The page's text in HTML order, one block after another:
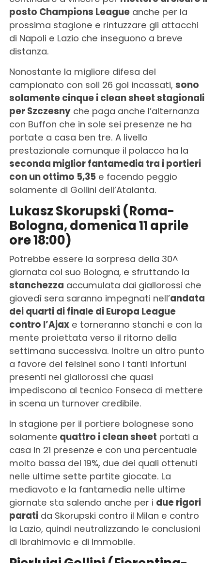
posto Champions Leagueanche per la
prossima stagione e rintuzzare gli attacchi
di Napoli e Lazio che inseguono a breve
distanza.
Nonostante la migliore difesa del
campionato con soli 26 gol incassati, sono
solamente cinque i clean sheet stagionali
per Szczesnyche paga anche l’alternanza
con Buffon che in sole sei presenze ne ha
portate a casa ben tre. A livello
prestazionale comunque il polacco ha la
seconda miglior fantamedia tra i portieri
con un ottimo 5,35e facendo peggio
solamente di Gollini dell’Atalanta.
Lukasz Skorupski (Roma-
Bologna, domenica 11 aprile
ore 18:00)
Potrebbe essere la sorpresa della 30^
giornata col suo Bologna, e sfruttando la
stanchezza accumulata dai giallorossi che
giovedì sera saranno impegnati nell’andata
dei quarti di finale di Europa League
contro l’Ajaxe torneranno stanchi e con la
mente proiettata verso il ritorno della
settimana successiva. Inoltre un altro punto
a favore dei felsinei sono i tanti infortuni
presenti nei giallorossi che quasi
impediscono al tecnico Fonseca di mettere
in scena un turnover credibile.
In stagione per il portiere bolognese sono
solamente quattro i clean sheet portati a
casa in 21 presenze e con una percentuale
molto bassa del 19%, due dei quali ottenuti
nelle ultime sette partite giocate. La
mediavoto e la fantamedia nelle ultime
giornate sta salendo anche per i due rigori
paratida Skorupski contro il Milan e contro
la Lazio, quindi neutralizzando le conclusioni
di Ibrahimovic e di Immobile.